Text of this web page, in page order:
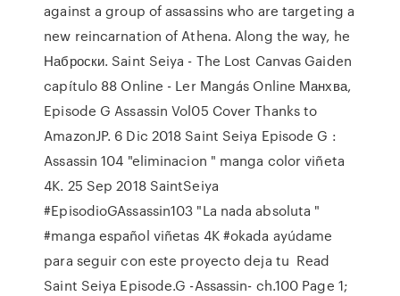
against a group of assassins who are targeting a
new reincarnation of Athena. Along the way, he
Наброски. Saint Seiya - The Lost Canvas Gaiden
capítulo 88 Online - Ler Mangás Online Манхва,
Episode G Assassin Vol05 Cover Thanks to
AmazonJP. 6 Dic 2018 Saint Seiya Episode G :
Assassin 104 "eliminacion " manga color viñeta
4K. 25 Sep 2018 SaintSeiya
#EpisodioGAssassin103 "La nada absoluta "
#manga español viñetas 4K #okada ayúdame
para seguir con este proyecto deja tu Read
Saint Seiya Episode.G -Assassin- ch.100 Page 1;